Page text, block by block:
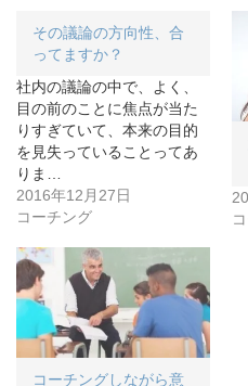
その議論の方向性、合
ってますか？
社内の議論の中で、よく、
目の前のことに焦点が当た
りすぎていて、本来の目的
を見失っていることってあ
りま…
2016年12月27日
コーチング
コーチングしながら意